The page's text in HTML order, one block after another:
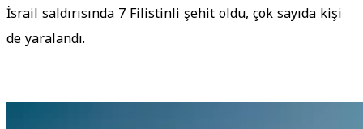
İsrail saldırısında 7 Filistinli şehit oldu, çok sayıda kişi
de yaralandı.